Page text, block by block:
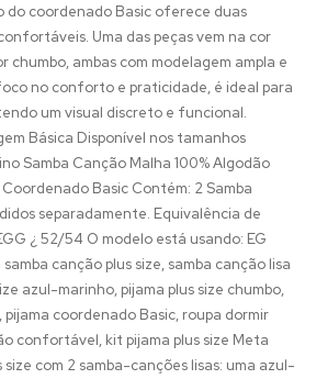
do coordenado Basic oferece duas
Uma das peças vem na cor
chumbo, ambas com modelagem ampla e
no conforto e praticidade, é ideal para
um visual discreto e funcional.
Básica Disponível nos tamanhos
Samba Canção Malha 100% Algodão
Basic Contém: 2 Samba
separadamente. Equivalência de
¿ 52/54 O modelo está usando: EG
canção plus size, samba canção lisa
azul-marinho, pijama plus size chumbo,
pijama coordenado Basic, roupa dormir
confortável, kit pijama plus size Meta
size com 2 samba-canções lisas: uma azul-